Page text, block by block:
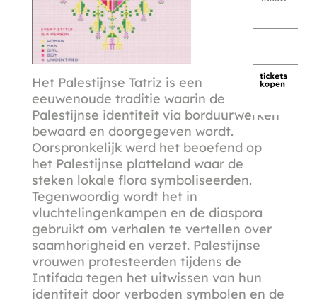
Het Palestijnse Tatriz is een
eeuwenoude traditie waarin de
Palestijnse identiteit via borduurwerken
bewaard en doorgegeven wordt.
Oorspronkelijk werd het beoefend op
het Palestijnse platteland waar de
steken lokale flora symboliseerden.
Tegenwoordig wordt het in
vluchtelingenkampen en de diaspora
gebruikt om verhalen te vertellen over
saamhorigheid en verzet. Palestijnse
vrouwen protesteerden tijdens de
Intifada tegen het uitwissen van hun
identiteit door verboden symbolen en de